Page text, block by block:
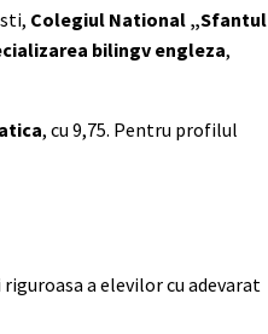
Colegiul National „Sfantul
bilingv engleza,
, cu 9,75. Pentru profilul
a elevilor cu adevarat